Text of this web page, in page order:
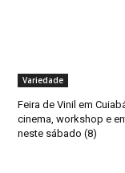
Variedade
Feira de Vinil em
cinema, workshop e
neste sábado (8)